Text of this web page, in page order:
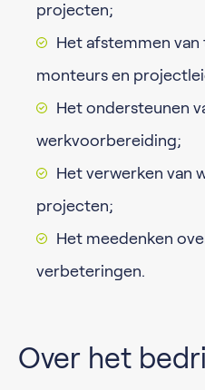
projecten;
Het afstemmen
monteurs en
Het ondersteunen
werkvoorbereiding;
Het verwerken van
projecten;
Het meedenken
verbeteringen.
Over het